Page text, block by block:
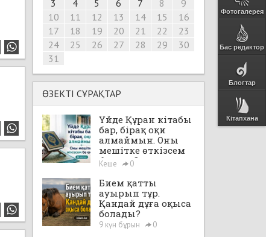
Фотогалерея
Бас редактор
Блогтар
Кітапхана
3
4 5 6 7 8
9
10
11 12 13 14 15
16
17
18 19 20 21 22
23
24
25 26 27 28 29
30
31
ӨЗЕКТІ СҰРАҚТАР
Үйде Құран кітабы
бар, бірақ оқи
алмаймын. Оны
мешітке өткізсем
бе екен?
Кеше 0
Бием қатты
ауырып тұр.
Қандай дұға оқыса
болады?
9 күн бұрын 0